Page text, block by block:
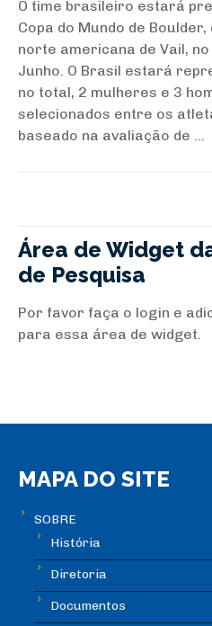
O time brasileiro estará
Copa do Mundo de
norte americana de Vail,
Junho. O Brasil estará
no total, 2 mulheres e 3
selecionados entre os
baseado na avaliação de ...
Área de Widget
de Pesquisa
Por favor faça o login e
para essa área de widget.
MAPA DO SITE
SOBRE
História
Diretoria
Documentos